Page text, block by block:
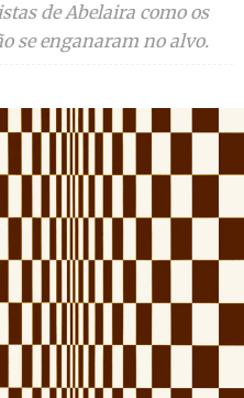
de Abelaira como os
se enganaram no alvo.